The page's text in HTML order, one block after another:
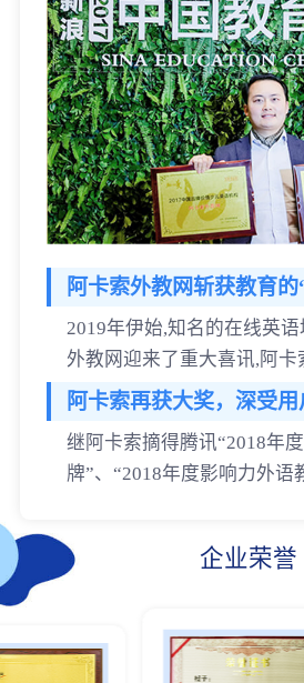
阿卡索外教网斩获教育
2019年伊始,知名的在线英
外教网迎来了重大喜讯,阿卡
阿卡索再获大奖，深受
继阿卡索摘得腾讯“2018年
牌”、“2018年度影响力外语
企业荣誉